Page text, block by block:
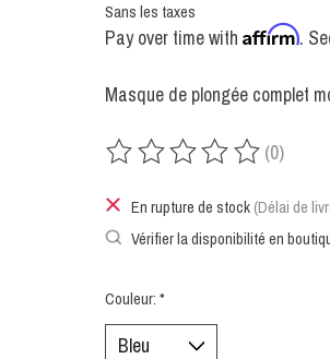
Sans les taxes
Pay over time with Affirm.
Masque de plongée complet
Ce produit est évalué à0
(0)
En rupture de stock (Délai de
Vérifier la disponibilité en
Couleur: *